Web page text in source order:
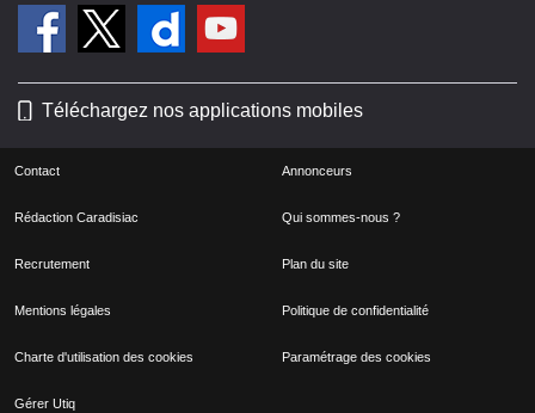
Téléchargez nos applications mobiles
Contact Annonceurs
Rédaction Caradisiac Qui sommes-nous ?
Recrutement Plan du site
Mentions légales Politique de confidentialité
Charte d'utilisation des cookies Paramétrage des cookies
Gérer Utiq